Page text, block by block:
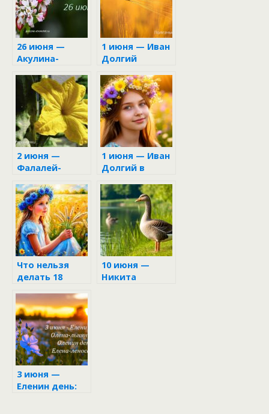
26 июня —
Акулина-
1 июня — Иван
Долгий
2 июня —
Фалалей-
1 июня — Иван
Долгий в
календаре
Что нельзя
делать 18
Дорофеев
день: приметы
и традиции
10 июня —
Никита
3 июня —
Еленин день: